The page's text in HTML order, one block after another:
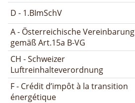
D - 1.BImSchV
A - Österreichische Vereinbarung
gemäß Art.15a B-VG
CH - Schweizer
Luftreinhalteverordnung
F - Crédit d’impôt à la transition
énergétique